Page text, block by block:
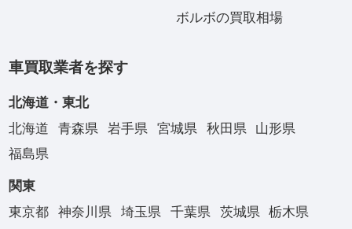
ボルボの買取相場
車買取業者を探す
北海道・東北
北海道
青森県 岩手県 宮城県 秋田県
山形県
福島県
関東
東京都
神奈川県 埼玉県 千葉県 茨城県
栃木県